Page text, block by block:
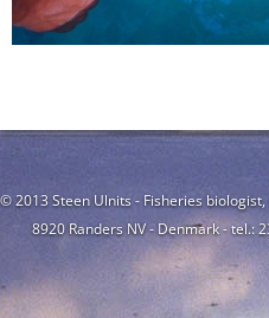
© 2013 Steen Ulnits - Fisheries
8920 Randers NV - Denmark - tel.: